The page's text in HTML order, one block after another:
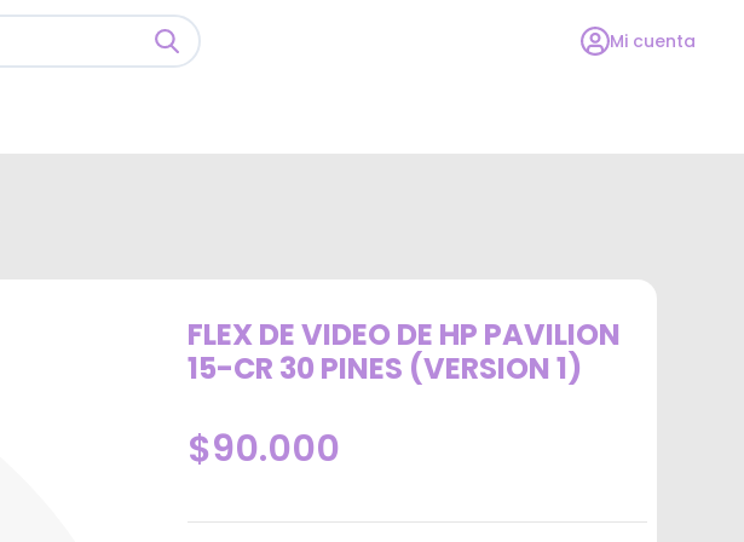
Mi cuenta
FLEX DE VIDEO DE HP PAVILION
15-CR 30 PINES (VERSION 1)
$90.000